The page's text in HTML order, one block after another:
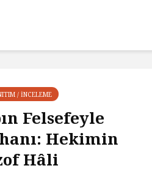
/ İNCELEME
Felsefeyle
Hekimin
Hâli